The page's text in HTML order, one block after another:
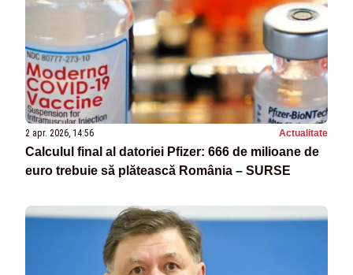
2 apr. 2026, 14:56 Actualitate
Calculul final al datoriei Pfizer: 666 de milioane de
euro trebuie să plătească România – SURSE